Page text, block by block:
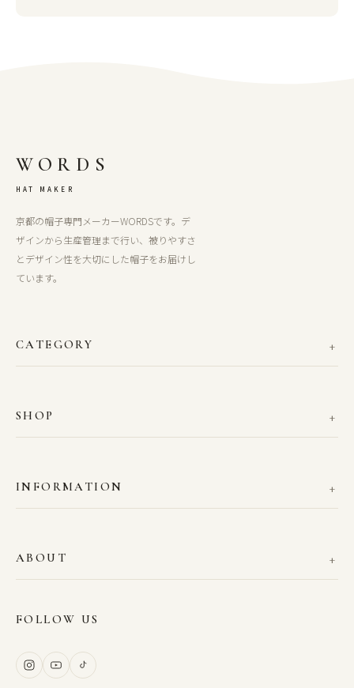
WORDS
HAT MAKER
京都の帽子専門メーカーWORDSです。デ
ザインから生産管理まで行い、被りやすさ
とデザイン性を大切にした帽子をお届けし
ています。
CATEGORY
SHOP
INFORMATION
ABOUT
FOLLOW US